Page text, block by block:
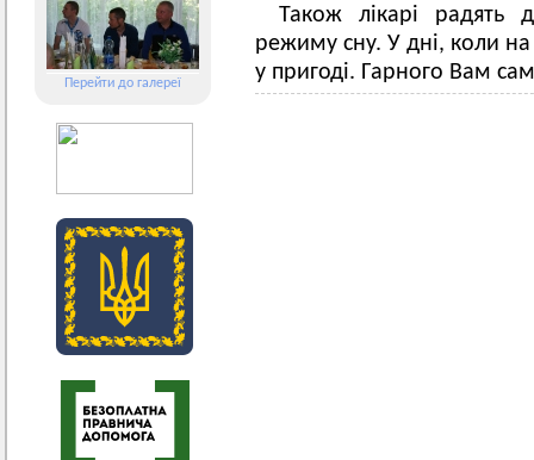
Перейти до галереї
Також лікарі радять
режиму сну. У дні, коли на
у пригоді. Гарного Вам